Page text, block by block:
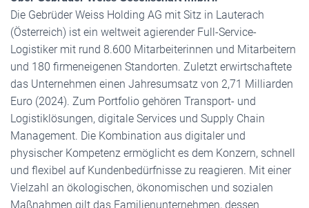
Die Gebrüder Weiss Holding AG mit Sitz in Lauterach
(Österreich) ist ein weltweit agierender Full-Service-
Logistiker mit rund 8.600 Mitarbeiterinnen und Mitarbeitern
und 180 firmeneigenen Standorten. Zuletzt erwirtschaftete
das Unternehmen einen Jahresumsatz von 2,71 Milliarden
Euro (2024). Zum Portfolio gehören Transport- und
Logistiklösungen, digitale Services und Supply Chain
Management. Die Kombination aus digitaler und
physischer Kompetenz ermöglicht es dem Konzern, schnell
und flexibel auf Kundenbedürfnisse zu reagieren. Mit einer
Vielzahl an ökologischen, ökonomischen und sozialen
Maßnahmen gilt das Familienunternehmen, dessen